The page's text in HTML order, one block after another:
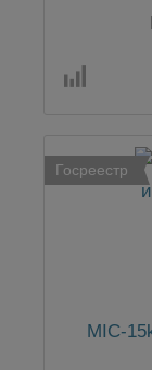
Госреестр
MIC-